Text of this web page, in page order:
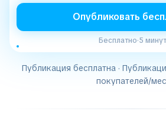
Опубликовать
Бесплатно·5 минут
Публикация бесплатна ·
покупателей/